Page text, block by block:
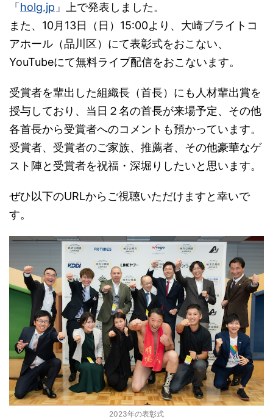
「holg.jp 」上で発表しました。
また、10月13日（日）15:00より、大崎ブライトコ
アホール（品川区）にて表彰式をおこない、
YouTubeにて無料ライブ配信をおこないます。
受賞者を輩出した組織長（首長）にも人材輩出賞を
授与しており、当日２名の首長が来場予定、その他
各首長から受賞者へのコメントも預かっています。
受賞者、受賞者のご家族、推薦者、その他豪華なゲ
スト陣と受賞者を祝福・深堀りしたいと思います。
ぜひ以下のURLからご視聴いただけますと幸いで
す。
2023年の表彰式